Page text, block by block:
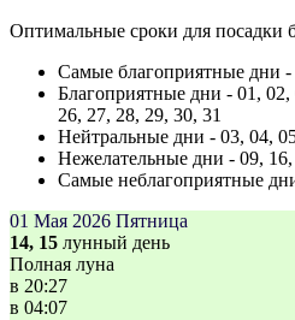
Оптимальные сроки для посадки
Самые благоприятные дни -
Благоприятные дни - 01,
26, 27, 28, 29, 30, 31
Нейтральные дни - 03, 04,
Нежелательные дни - 09,
Самые неблагоприятные
01 Мая 2026 Пятница
14, 15 лунный день
Полная луна
в 20:27
в 04:07